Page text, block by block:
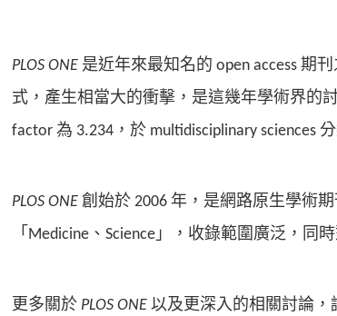
PLOS ONE 是近年來最知名的 open access 期
式，產生相當大的衝擊，是這幾年學術界的
factor 為 3.234，於 multidisciplinary sciences
PLOS ONE 創始於 2006 年，是網路原生學術
「Medicine、Science」，收錄範圍廣泛，同
更多關於 PLOS ONE 以及更深入的相關討論